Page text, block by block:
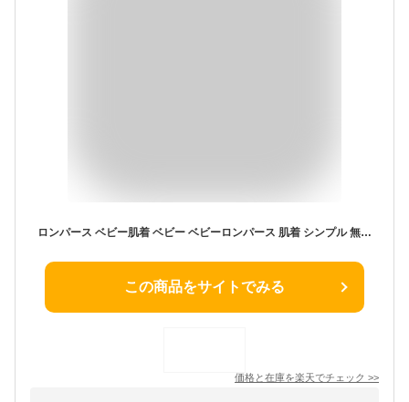
ロンパース ベビー肌着 ベビー ベビーロンパース 肌着 シンプル 無地 半袖 半袖ロンパース 春 夏 男の子 女の子 重ね着 インナー コットン 綿 ベビー用品 下着 赤ちゃん 可愛い 新品 おしゃれ 8W78
この商品をサイトでみる
価格と在庫を楽天でチェック >>